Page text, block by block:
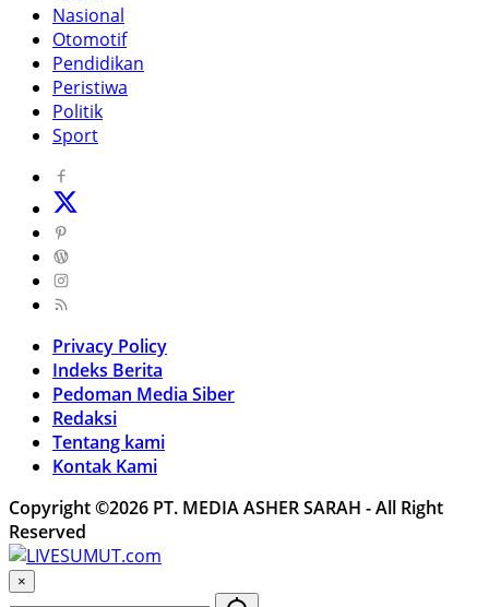
Nasional
Otomotif
Pendidikan
Peristiwa
Politik
Sport
Privacy Policy
Indeks Berita
Pedoman Media Siber
Redaksi
Tentang kami
Kontak Kami
Copyright ©2026 PT. MEDIA ASHER SARAH - All Right
Reserved
×